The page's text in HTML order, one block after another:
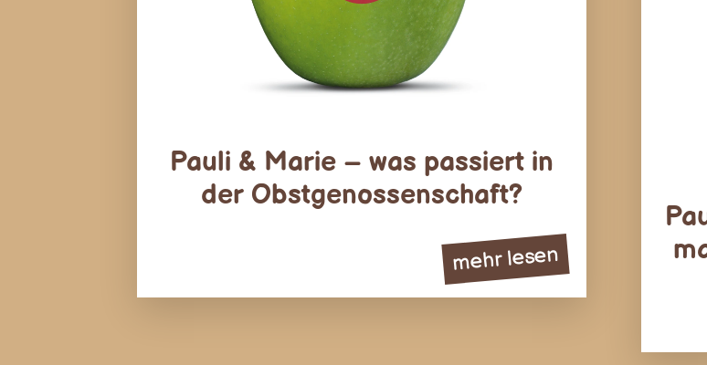
Pauli & Marie – was passiert in
der Obstgenossenschaft?
mehr lesen